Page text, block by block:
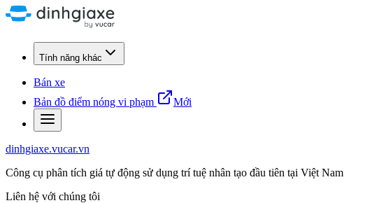
Tính năng khác
Bán xe
Bản đồ điểm nóng vi phạm
Mới
dinhgiaxe.vucar.vn
Công cụ phân tích giá tự động sử dụng trí tuệ nhân tạo đầu tiên tại Việt Nam
Liên hệ với chúng tôi